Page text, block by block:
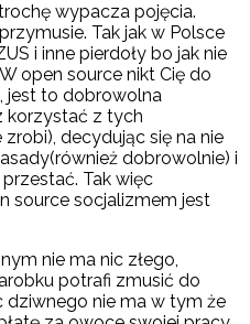
wypacza pojęcia.
Tak jak w Polsce
i inne pierdoły bo jak nie
open source nikt Cię do
jest to dobrowolna
korzystać z tych
decydując się na nie
dobrowolnie) i
Tak więc
source socjalizmem jest
nie ma nic złego,
potrafi zmusić do
dziwnego nie ma w tym że